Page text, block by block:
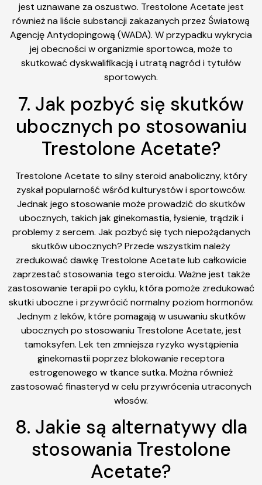
jest uznawane za oszustwo. Trestolone Acetate jest
również na liście substancji zakazanych przez Światową
Agencję Antydopingową (WADA). W przypadku wykrycia
jej obecności w organizmie sportowca, może to
skutkować dyskwalifikacją i utratą nagród i tytułów
sportowych.
7. Jak pozbyć się skutków
ubocznych po stosowaniu
Trestolone Acetate?
Trestolone Acetate to silny steroid anaboliczny, który
zyskał popularność wśród kulturystów i sportowców.
Jednak jego stosowanie może prowadzić do skutków
ubocznych, takich jak ginekomastia, łysienie, trądzik i
problemy z sercem. Jak pozbyć się tych niepożądanych
skutków ubocznych? Przede wszystkim należy
zredukować dawkę Trestolone Acetate lub całkowicie
zaprzestać stosowania tego steroidu. Ważne jest także
zastosowanie terapii po cyklu, która pomoże zredukować
skutki uboczne i przywrócić normalny poziom hormonów.
Jednym z leków, które pomagają w usuwaniu skutków
ubocznych po stosowaniu Trestolone Acetate, jest
tamoksyfen. Lek ten zmniejsza ryzyko wystąpienia
ginekomastii poprzez blokowanie receptora
estrogenowego w tkance sutka. Można również
zastosować finasteryd w celu przywrócenia utraconych
włosów.
8. Jakie są alternatywy dla
stosowania Trestolone
Acetate?